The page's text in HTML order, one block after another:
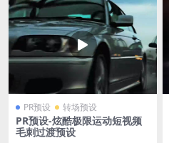
PR预设 转场预设
PR预设-炫酷极限运动短视频
毛刺过渡预设